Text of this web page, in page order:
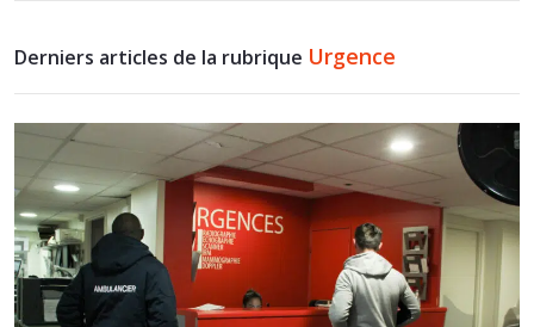
Derniers articles de la rubrique Urgence